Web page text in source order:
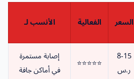
السعر الفعالية الأنسب لـ
8-15
ر.س
⭐⭐⭐⭐⭐
إصابة مستمرة
في أماكن جافة